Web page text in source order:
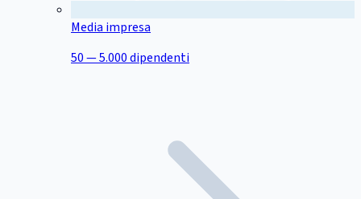
Media impresa
50 — 5.000 dipendenti